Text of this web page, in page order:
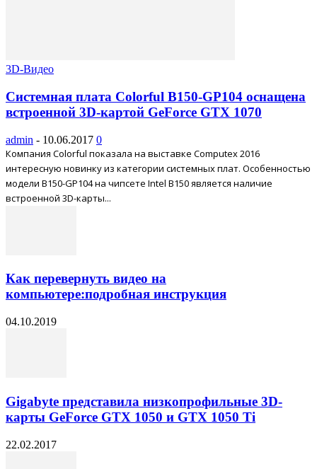
3D-Видео
Системная плата Colorful B150-GP104 оснащена
встроенной 3D-картой GeForce GTX 1070
admin - 10.06.2017 0
Компания Colorful показала на выставке Computex 2016
интересную новинку из категории системных плат. Особенностью
модели B150-GP104 на чипсете Intel B150 является наличие
встроенной 3D-карты...
Как перевернуть видео на
компьютере:подробная инструкция
04.10.2019
Gigabyte представила низкопрофильные 3D-
карты GeForce GTX 1050 и GTX 1050 Ti
22.02.2017